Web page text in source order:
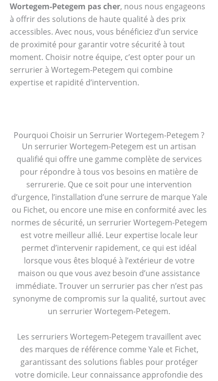
Wortegem-Petegem pas cher, nous nous engageons
à offrir des solutions de haute qualité à des prix
accessibles. Avec nous, vous bénéficiez d’un service
de proximité pour garantir votre sécurité à tout
moment. Choisir notre équipe, c’est opter pour un
serrurier à Wortegem-Petegem qui combine
expertise et rapidité d’intervention.
Pourquoi Choisir un Serrurier Wortegem-Petegem ?
Un serrurier Wortegem-Petegem est un artisan
qualifié qui offre une gamme complète de services
pour répondre à tous vos besoins en matière de
serrurerie. Que ce soit pour une intervention
d’urgence, l’installation d’une serrure de marque Yale
ou Fichet, ou encore une mise en conformité avec les
normes de sécurité, un serrurier Wortegem-Petegem
est votre meilleur allié. Leur expertise locale leur
permet d’intervenir rapidement, ce qui est idéal
lorsque vous êtes bloqué à l’extérieur de votre
maison ou que vous avez besoin d’une assistance
immédiate. Trouver un serrurier pas cher n’est pas
synonyme de compromis sur la qualité, surtout avec
un serrurier Wortegem-Petegem.
Les serruriers Wortegem-Petegem travaillent avec
des marques de référence comme Yale et Fichet,
garantissant des solutions fiables pour protéger
votre domicile. Leur connaissance approfondie des